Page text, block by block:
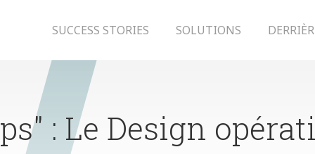
SUCCESS STORIES SOLUTIONS
: Le Design